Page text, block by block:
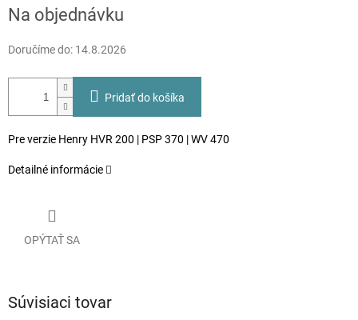
cena:
Na objednávku
Doručíme do: 14.8.2026
Pridať do košíka
Pre verzie Henry HVR 200 | PSP 370 | WV 470
Detailné informácie
OPÝTAŤ SA
Súvisiaci tovar